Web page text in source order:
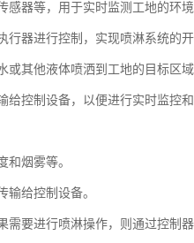
器等，用于实时监测工地的环境
器进行控制，实现喷淋系统的开
其他液体喷洒到工地的目标区域
控制设备，以便进行实时监控和
和烟雾等。
给控制设备。
要进行喷淋操作，则通过控制